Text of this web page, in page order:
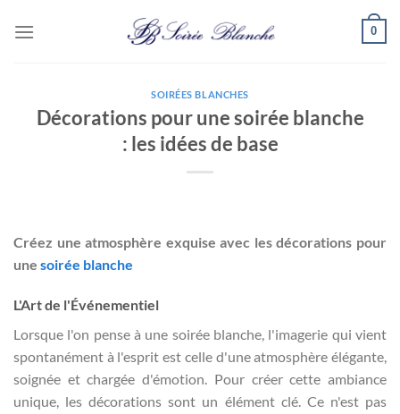
0
SOIRÉES BLANCHES
Décorations pour une soirée blanche
: les idées de base
Créez une atmosphère exquise avec les décorations pour
une soirée blanche
L'Art de l'Événementiel
Lorsque l'on pense à une soirée blanche, l'imagerie qui vient
spontanément à l'esprit est celle d'une atmosphère élégante,
soignée et chargée d'émotion. Pour créer cette ambiance
unique, les décorations sont un élément clé. Ce n'est pas